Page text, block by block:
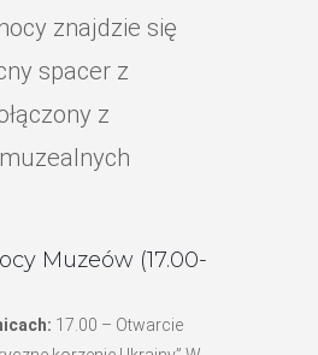
znajdzie się
spacer z
z
Muzeów (17.00-
17.00 – Otwarcie